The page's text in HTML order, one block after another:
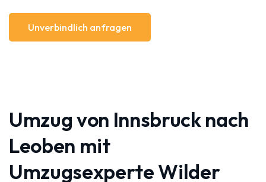
Unverbindlich anfragen
Umzug von Innsbruck nach
Leoben mit
Umzugsexperte Wilder